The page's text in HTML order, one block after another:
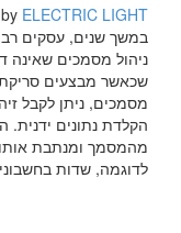
by ELECTRIC LIGHT
במשך שנים, עסקים
ניהול מסמכים שאינה
שכאשר מבצעים
מסמכים, ניתן לקבל
הקלדת נתונים ידנית.
מהמסמך ומנתבת
לדוגמה, שדות